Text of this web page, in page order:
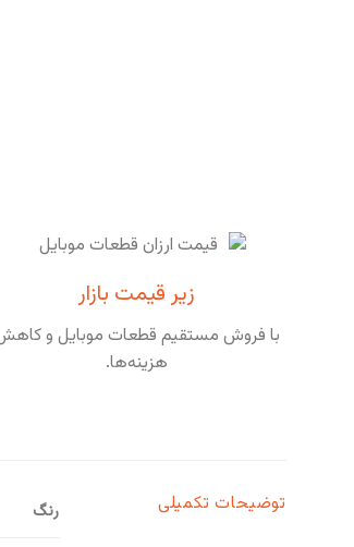
زیر قیمت بازار
با فروش مستقیم قطعات موبایل و
هزینه‌ها.
توضیحات تکمیلی رنگ